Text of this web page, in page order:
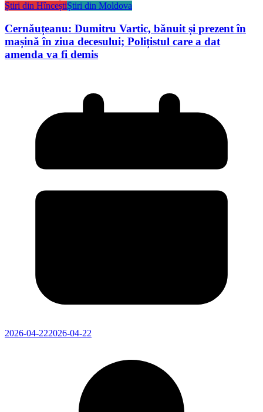
Știri din HînceștiȘtiri din Moldova
Cernăuțeanu: Dumitru Vartic, bănuit și prezent în
mașină în ziua decesului; Polițistul care a dat
amenda va fi demis
2026-04-222026-04-22